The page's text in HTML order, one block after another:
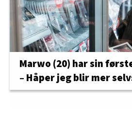
Marwo (20) har sin
– Håper jeg blir mer